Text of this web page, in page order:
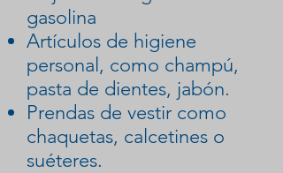
gasolina
Artículos de higiene
personal, como champú,
pasta de dientes, jabón.
Prendas de vestir como
chaquetas, calcetines o
suéteres.